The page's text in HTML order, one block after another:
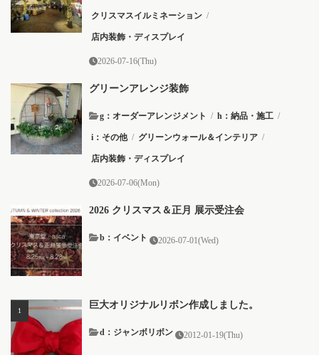
クリスマスイルミネーション /
店内装飾・ディスプレイ
2026-07-16(Thu)
グリーンアレンジ装飾
g：オーダーアレンジメント / h：納品・施工 /
i：その他 / グリーンウォール＆インテリア /
店内装飾・ディスプレイ
2026-07-06(Mon)
2026 クリスマス＆正月 展示受注会
b：イベント 2026-07-01(Wed)
巨大オリジナルリボン作成しました。
2012-01-19(Thu)
d：ジャンボリボン